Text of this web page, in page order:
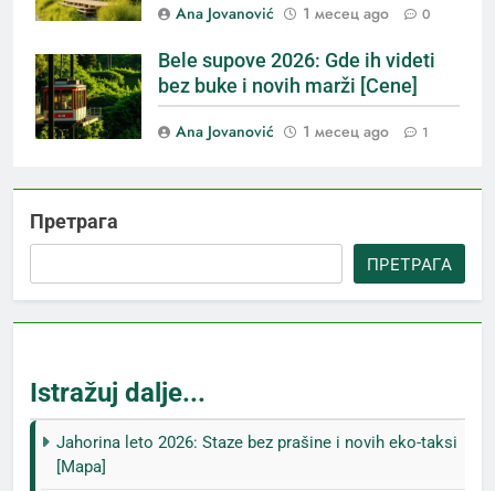
Ana Jovanović 1 месец ago 0
Bele supove 2026: Gde ih videti
bez buke i novih marži [Cene]
Ana Jovanović 1 месец ago 1
Претрага
ПРЕТРАГА
Istražuj dalje...
Jahorina leto 2026: Staze bez prašine i novih eko-taksi
[Mapa]